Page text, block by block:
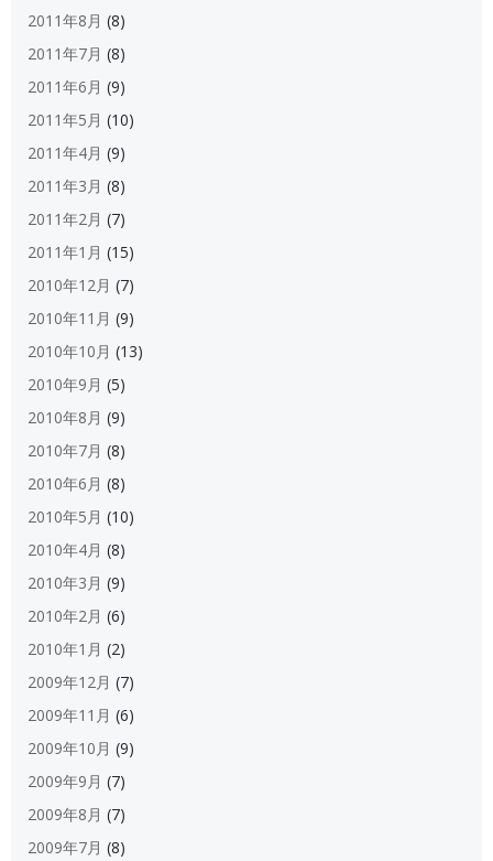
2011年8月 (8)
2011年7月 (8)
2011年6月 (9)
2011年5月 (10)
2011年4月 (9)
2011年3月 (8)
2011年2月 (7)
2011年1月 (15)
2010年12月 (7)
2010年11月 (9)
2010年10月 (13)
2010年9月 (5)
2010年8月 (9)
2010年7月 (8)
2010年6月 (8)
2010年5月 (10)
2010年4月 (8)
2010年3月 (9)
2010年2月 (6)
2010年1月 (2)
2009年12月 (7)
2009年11月 (6)
2009年10月 (9)
2009年9月 (7)
2009年8月 (7)
2009年7月 (8)